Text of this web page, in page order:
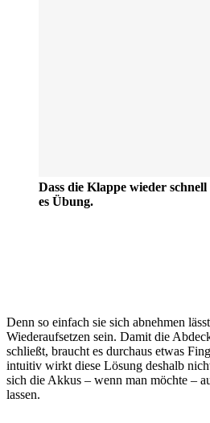
Dass die Klappe wieder
es Übung.
Denn so einfach sie sich abnehmen
Wiederaufsetzen sein. Damit die
schließt, braucht es durchaus etwas
intuitiv wirkt diese Lösung deshalb
sich die Akkus – wenn man möchte –
lassen.